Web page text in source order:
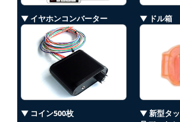
▼ イヤホンコンバーター ▼ ドル箱
▼ コイン500枚
▼ 新型タ